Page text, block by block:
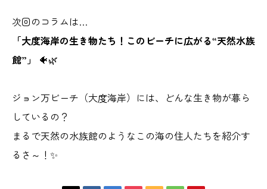
次回のコラムは…
「大度海岸の生き物たち！このビーチに広がる“天然水族
館”」
🐠🌿
ジョン万ビーチ（大度海岸）には、どんな生き物が暮ら
しているの？
まるで天然の水族館のようなこの海の住人たちを紹介す
るさ～！✨